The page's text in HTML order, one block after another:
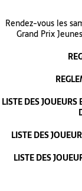
Rendez-vous les
Grand Prix
LISTE DES
LISTE DES
LISTE DES